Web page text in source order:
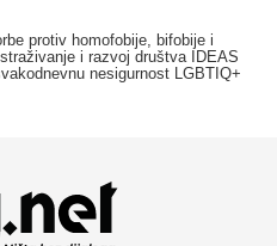
protiv homofobije, bifobije i
i razvoj društva IDEAS
nesigurnost LGBTIQ+